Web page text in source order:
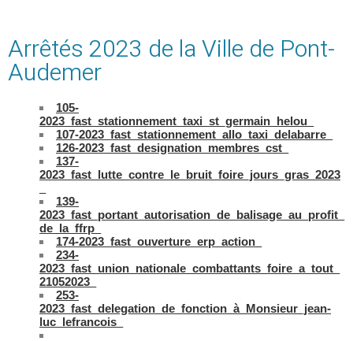
Arrêtés 2023 de la Ville de Pont-
Audemer
105-
2023_fast_stationnement_taxi_st_germain_helou_
107-2023_fast_stationnement_allo_taxi_delabarre_
126-2023_fast_designation_membres_cst_
137-
2023_fast_lutte_contre_le_bruit_foire_jours_gras_2023
139-
2023_fast_portant_autorisation_de_balisage_au_profit_
de_la_ffrp_
174-2023_fast_ouverture_erp_action_
234-
2023_fast_union_nationale_combattants_foire_a_tout_
21052023_
253-
2023_fast_delegation_de_fonction_à_Monsieur_jean-
luc_lefrancois_